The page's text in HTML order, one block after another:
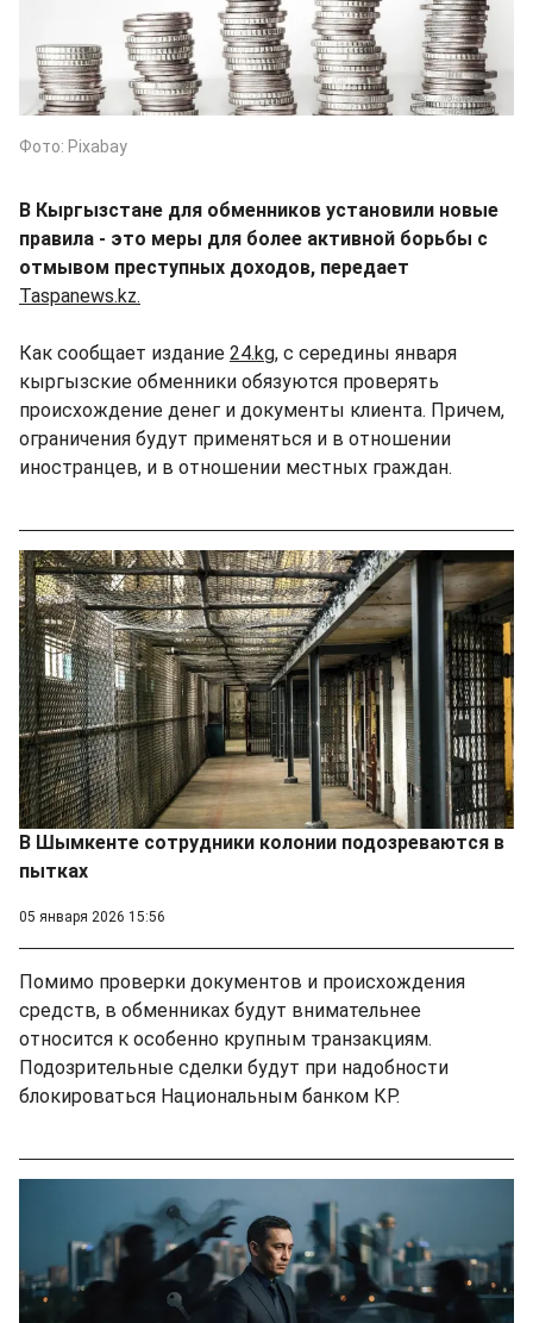
Фото: Pixabay
В Кыргызстане для обменников установили новые
правила - это меры для более активной борьбы с
отмывом преступных доходов, передает
Taspanews.kz.
Как сообщает издание 24.kg, с середины января
кыргызские обменники обязуются проверять
происхождение денег и документы клиента. Причем,
ограничения будут применяться и в отношении
иностранцев, и в отношении местных граждан.
В Шымкенте сотрудники колонии подозреваются в
пытках
05 января 2026 15:56
Помимо проверки документов и происхождения
средств, в обменниках будут внимательнее
относится к особенно крупным транзакциям.
Подозрительные сделки будут при надобности
блокироваться Национальным банком КР.